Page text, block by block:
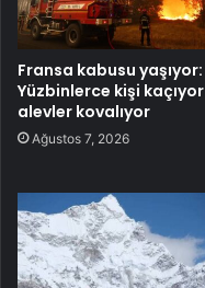
Fransa kabusu yaşıyor:
Yüzbinlerce kişi kaçıyor
alevler kovalıyor
Ağustos 7, 2026